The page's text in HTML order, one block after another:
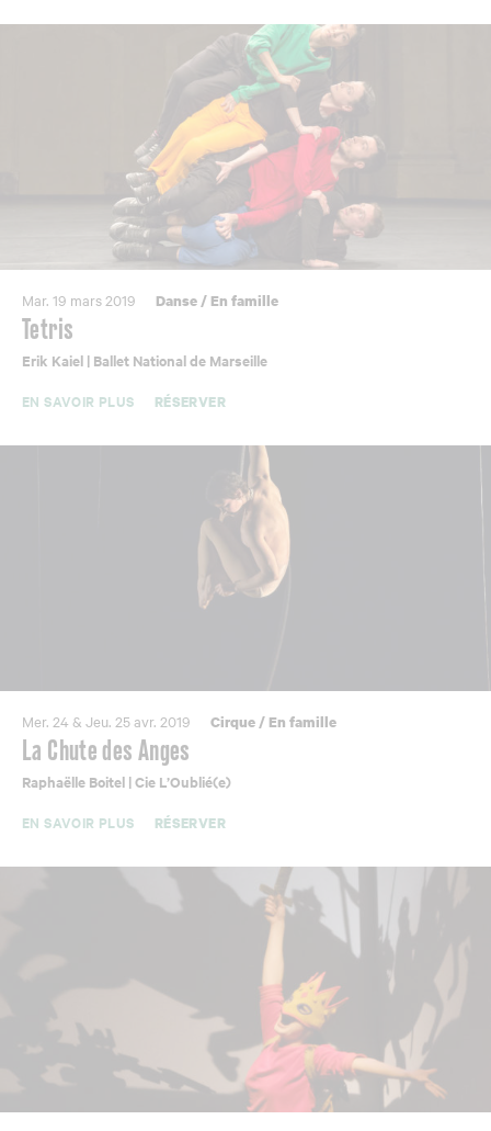
Mar. 19 mars 2019 Danse/ En famille
Tetris
Erik Kaiel | Ballet National de Marseille
EN SAVOIR PLUS
RÉSERVER
Mer. 24 & Jeu. 25 avr. 2019 Cirque/ En famille
La Chute des Anges
Raphaëlle Boitel | Cie L’Oublié(e)
EN SAVOIR PLUS
RÉSERVER